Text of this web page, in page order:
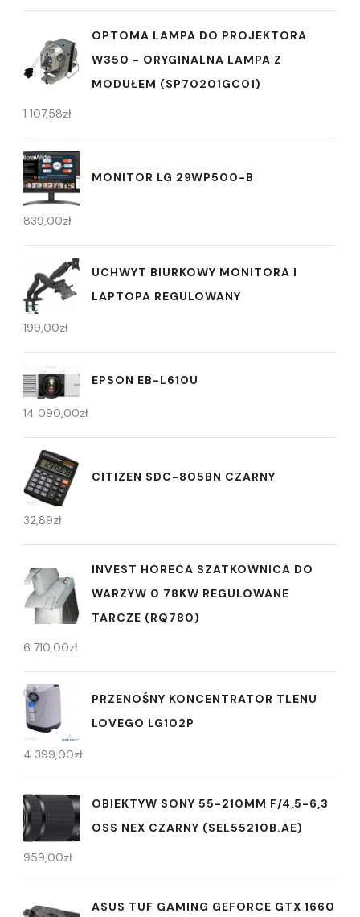
OPTOMA LAMPA DO PROJEKTORA
W350 - ORYGINALNA LAMPA Z
MODUŁEM (SP70201GC01)
1 107,58zł
MONITOR LG 29WP500-B
839,00zł
UCHWYT BIURKOWY MONITORA I
LAPTOPA REGULOWANY
199,00zł
EPSON EB-L610U
14 090,00zł
CITIZEN SDC-805BN CZARNY
32,89zł
INVEST HORECA SZATKOWNICA DO
WARZYW 0 78KW REGULOWANE
TARCZE (RQ780)
6 710,00zł
PRZENOŚNY KONCENTRATOR TLENU
LOVEGO LG102P
4 399,00zł
OBIEKTYW SONY 55-210MM F/4,5-6,3
OSS NEX CZARNY (SEL55210B.AE)
959,00zł
ASUS TUF GAMING GEFORCE GTX 1660